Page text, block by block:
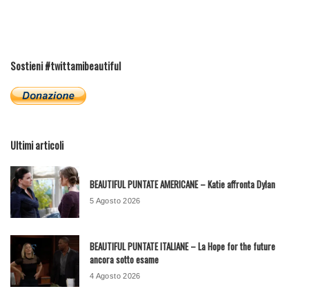
Sostieni #twittamibeautiful
Ultimi articoli
BEAUTIFUL PUNTATE AMERICANE – Katie affronta Dylan
5 Agosto 2026
BEAUTIFUL PUNTATE ITALIANE – La Hope for the future
ancora sotto esame
4 Agosto 2026